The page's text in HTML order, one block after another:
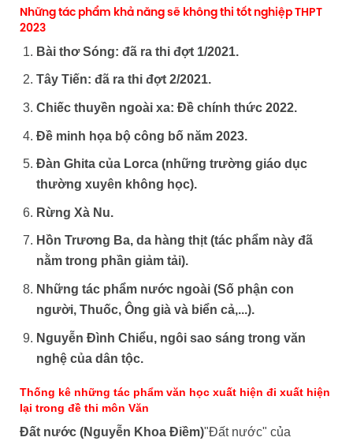
Những tác phẩm khả năng sẽ không thi tốt nghiệp THPT
2023
Bài thơ Sóng: đã ra thi đợt 1/2021.
Tây Tiến: đã ra thi đợt 2/2021.
Chiếc thuyền ngoài xa: Đề chính thức 2022.
Đề minh họa bộ công bố năm 2023.
Đàn Ghita của Lorca (những trường giáo dục
thường xuyên không học).
Rừng Xà Nu.
Hồn Trương Ba, da hàng thịt (tác phẩm này đã
nằm trong phần giảm tải).
Những tác phẩm nước ngoài (Số phận con
người, Thuốc, Ông già và biển cả,...).
Nguyễn Đình Chiểu, ngôi sao sáng trong văn
nghệ của dân tộc.
Thống kê những tác phẩm văn học xuất hiện đi xuất hiện
lại trong đề thi môn Văn
Đất nước (Nguyễn Khoa Điềm)"Đất nước" của